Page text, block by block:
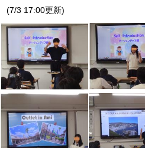
(7/3 17:00更新)